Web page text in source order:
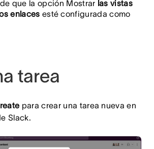
que la opción Mostrar las vistas
enlaces esté configurada como
tarea
para crear una tarea nueva en
Slack.